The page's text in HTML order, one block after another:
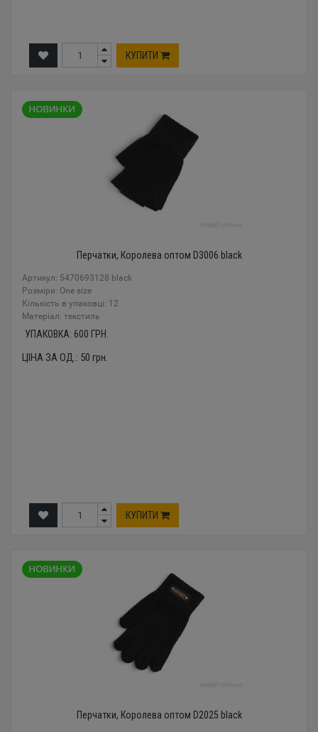
КУПИТИ
Перчатки, Королева оптом D3006 black
Артикул: 5470693128 black
Розміри: One size
Кількість в упаковці: 12
Mатеріал: текстиль
УПАКОВКА: 600 ГРН.
ЦІНА ЗА ОД.: 50 грн.
КУПИТИ
Перчатки, Королева оптом D2025 black